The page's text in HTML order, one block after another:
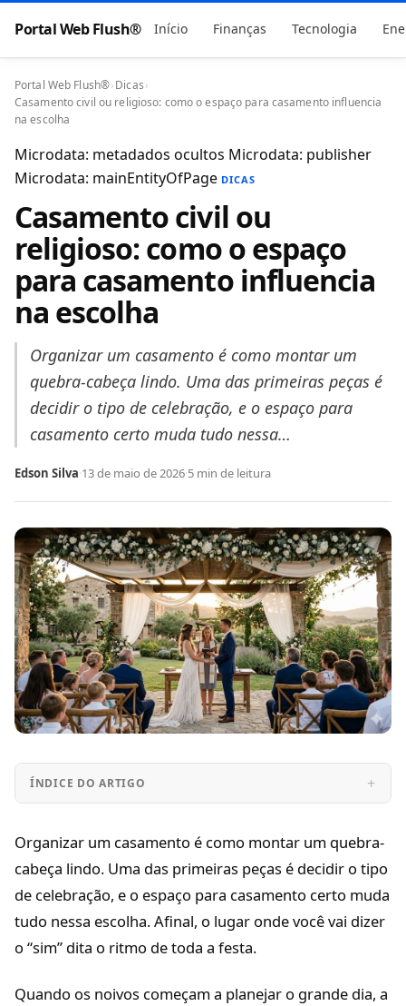
Portal Web Flush® Início Finanças Tecnologia
Portal Web Flush®›Dicas›
Casamento civil ou religioso: como o espaço para casamento influencia
na escolha
Microdata: metadados ocultos Microdata: publisher
Microdata: mainEntityOfPage DICAS
Casamento civil ou
religioso: como o espaço
para casamento influencia
na escolha
Organizar um casamento é como montar um
quebra-cabeça lindo. Uma das primeiras peças é
decidir o tipo de celebração, e o espaço para
casamento certo muda tudo nessa…
Edson Silva·13 de maio de 2026·5 min de leitura
ÍNDICE DO ARTIGO
Organizar um casamento é como montar um quebra-
cabeça lindo. Uma das primeiras peças é decidir o tipo
de celebração, e o espaço para casamento certo muda
tudo nessa escolha. Afinal, o lugar onde você vai dizer
o “sim” dita o ritmo de toda a festa.
Quando os noivos começam a planejar o grande dia, a